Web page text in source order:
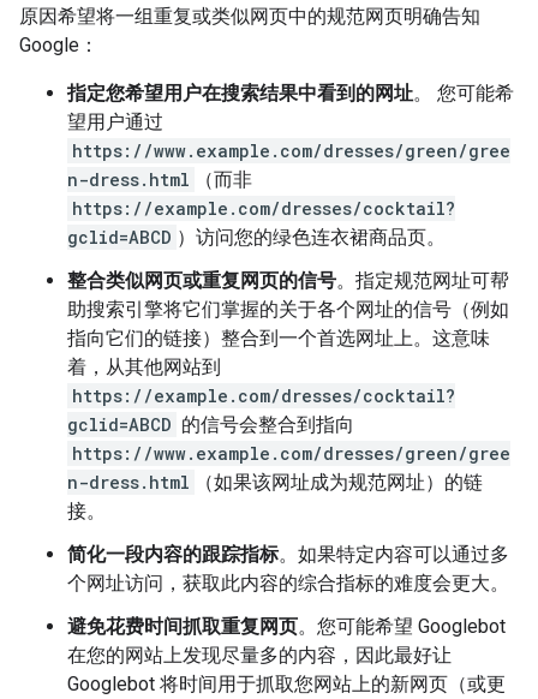
原因希望将一组重复或类似网页中的规范网页明确告知
Google：
指定您希望用户在搜索结果中看到的网址。 您可能希
望用户通过
https://www.example.com/dresses/green/gree
n-dress.html
（而非
https://example.com/dresses/cocktail?
gclid=ABCD ）访问您的绿色连衣裙商品页。
整合类似网页或重复网页的信号。指定规范网址可帮
助搜索引擎将它们掌握的关于各个网址的信号（例如
指向它们的链接）整合到一个首选网址上。这意味
着，从其他网站到
https://example.com/dresses/cocktail?
gclid=ABCD 的信号会整合到指向
https://www.example.com/dresses/green/gree
n-dress.html
（如果该网址成为规范网址）的链
接。
简化一段内容的跟踪指标。如果特定内容可以通过多
个网址访问，获取此内容的综合指标的难度会更大。
避免花费时间抓取重复网页。您可能希望 Googlebot
在您的网站上发现尽量多的内容，因此最好让
Googlebot 将时间用于抓取您网站上的新网页（或更